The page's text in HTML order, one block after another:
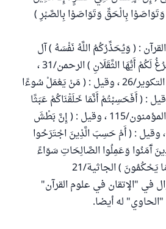
بِالْحَقِّ وَتَوَاصَوْا بِالصَّبْرِ )
: ( وَيُحَذِّرُكُمُ اللَّهُ نَفْسَهُ ) آل
عمران/28 ، وقيل : (سَنَفْرُغُ لَكُمْ أَيُّهَا الثَّقَلَانِ ) الرحمن/31 ،
وقيل : ( فَأَيْنَ تَذْهَبُونَ ) التكوير/26 ، وقيل : ( مَنْ يَعْمَلْ سُوءًا
) النساء/123 ، وقيل : ( أَفَحَسِبْتُمْ أَنَّمَا خَلَقْنَاكُمْ عَبَثًا
وَأَنَّكُمْ إِلَيْنَا لَا تُرْجَعُونَ ) المؤمنون/115 ، وقيل : ( إِنَّ بَطْشَ
رَبِّكَ لَشَدِيدٌ ) البروج/12 ، وقيل : ( أَمْ حَسِبَ الَّذِينَ اجْتَرَحُوا
آَمَنُوا وَعَمِلُوا الصَّالِحَاتِ سَوَاءً
) الجاثية/21
في "الإتقان في علوم القرآن"